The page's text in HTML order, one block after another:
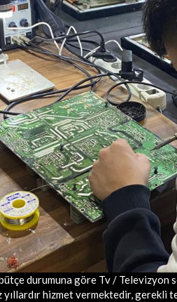
bütçe durumuna göre Tv /
hizmet vermektedir, gerekli